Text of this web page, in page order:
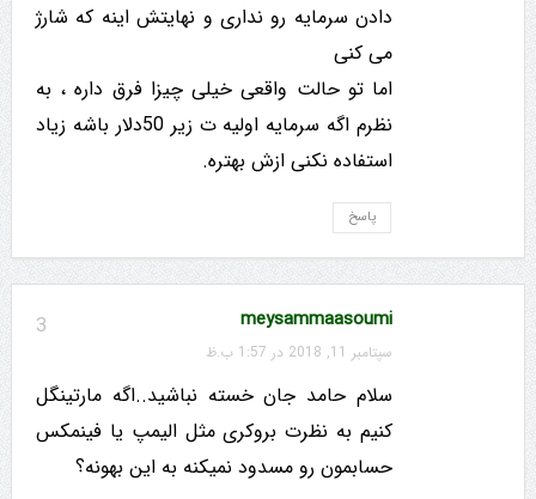
دادن سرمایه رو نداری و نهایتش اینه که شارژ
می کنی
اما تو حالت واقعی خیلی چیزا فرق داره ، به
نظرم اگه سرمایه اولیه ت زیر 50دلار باشه زیاد
استفاده نکنی ازش بهتره.
پاسخ
3 meysammaasoumi
سپتامبر 11, 2018 در 1:57 ب.ظ
سلام حامد جان خسته نباشید..اگه مارتینگل
کنیم به نظرت بروکری مثل الیمپ یا فینمکس
حسابمون رو مسدود نمیکنه به این بهونه؟